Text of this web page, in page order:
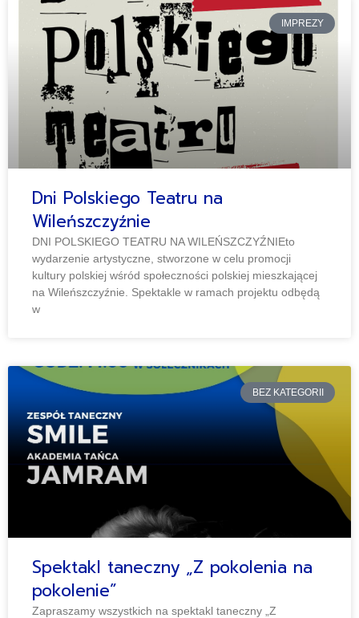
IMPREZY
Dni Polskiego Teatru na
Wileńszczyźnie
DNI POLSKIEGO TEATRU NA WILEŃSZCZYŹNIEto
wydarzenie artystyczne, stworzone w celu promocji
kultury polskiej wśród społeczności polskiej mieszkającej
na Wileńszczyźnie. Spektakle w ramach projektu odbędą
w
BEZ KATEGORII
Spektakl taneczny „Z pokolenia na
pokolenie”
Zapraszamy wszystkich na spektakl taneczny „Z